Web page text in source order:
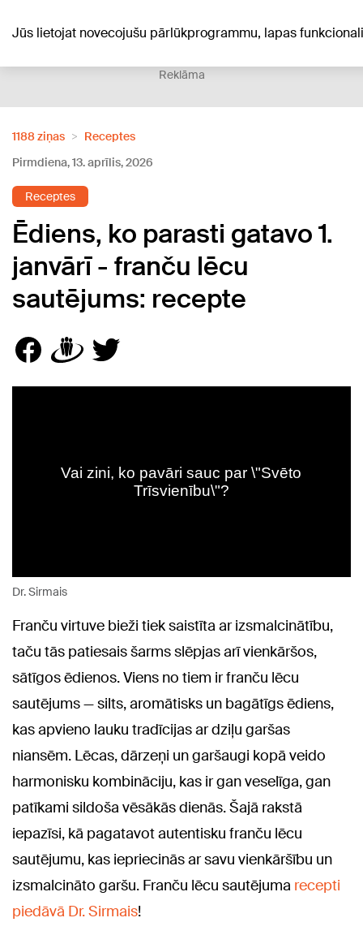
Jūs lietojat novecojušu pārlūkprogrammu, lapas
+23°C
Reklāma
1188 ziņas
Receptes
Pirmdiena, 13. aprīlis, 2026
Receptes
Ēdiens, ko parasti gatavo 1.
janvārī - franču lēcu
sautējums: recepte
Dr. Sirmais
Franču virtuve bieži tiek saistīta ar izsmalcinātību,
taču tās patiesais šarms slēpjas arī vienkāršos,
sātīgos ēdienos. Viens no tiem ir franču lēcu
sautējums — silts, aromātisks un bagātīgs ēdiens,
kas apvieno lauku tradīcijas ar dziļu garšas
niansēm. Lēcas, dārzeņi un garšaugi kopā veido
harmonisku kombināciju, kas ir gan veselīga, gan
patīkami sildoša vēsākās dienās. Šajā rakstā
iepazīsi, kā pagatavot autentisku franču lēcu
sautējumu, kas iepriecinās ar savu vienkāršību un
izsmalcināto garšu. Franču lēcu sautējuma recepti
piedāvā Dr. Sirmais!